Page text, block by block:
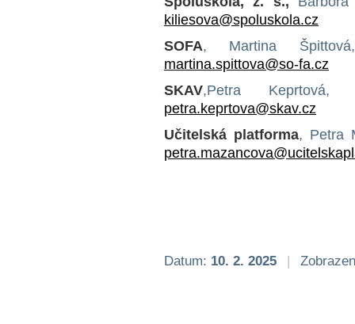
kiliesova@spoluskola.cz
SOFA, Martina
martina.spittova@so-fa.cz
SKAV,Petra
petra.keprtova@skav.cz
Učitelská platforma, Petra
Datum: 10. 2. 2025 |